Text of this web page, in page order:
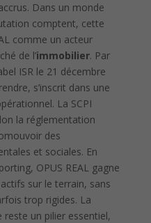
Dans un monde
comptent, cette
comme un acteur
de l’immobilier. Par
ISR le 21 décembre
s’inscrit dans une
La SCPI
la réglementation
des
et sociales. En
OPUS REAL gagne
sur le terrain, sans
trop rigides. La
un pilier essentiel,